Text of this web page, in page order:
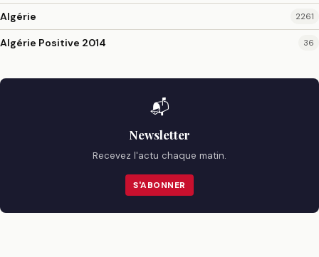
Algérie 2261
Algérie Positive 2014 36
📬
Newsletter
Recevez l'actu chaque matin.
S'ABONNER